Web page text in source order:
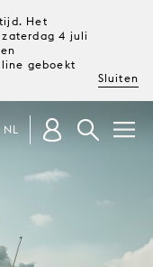
Het
4 juli
geboekt
Sluiten
NL